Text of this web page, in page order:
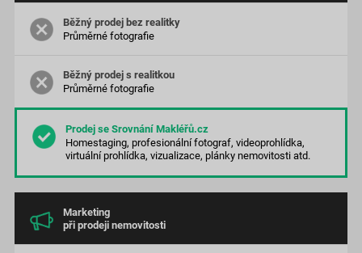
Průměrnéfotografie
Průměrnéfotografie
Homestaging, profesionální fotograf, videoprohlídka,
virtuální prohlídka, vizualizace, plánky nemovitosti atd.
Marketing
při prodeji nemovitosti